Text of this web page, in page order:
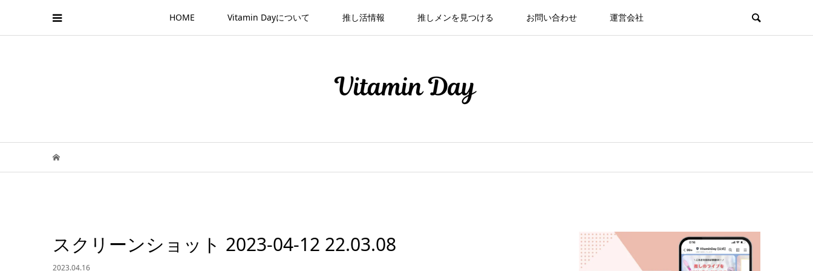
HOME Vitamin Dayについて 推し活情報 推しメンを見つける お問い合わせ 運営会社
スクリーンショット 2023-04-12 22.03.08
2023.04.16